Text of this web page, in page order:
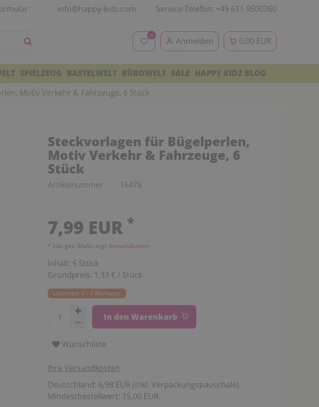
info@happy-kidz.com Service-Telefon: +49 611 9500360
0
Anmelden 0,00 EUR
SPIELZEUG BASTELWELT BÜROWELT SALE HAPPY KIDZ BLOG
Motiv Verkehr & Fahrzeuge, 6 Stück
Steckvorlagen für Bügelperlen,
Motiv Verkehr & Fahrzeuge, 6
Stück
Artikelnummer 16478
7,99 EUR *
* inkl. ges. MwSt. zzgl. Versandkosten
Inhalt: 6 Stück
Grundpreis: 1,33 € / Stück
Lieferzeit: 1 - 3 Werktage
In den Warenkorb
Wunschliste
Ihre Versandkosten
Deutschland: 6,98 EUR (inkl. Verpackungspauschale).
Mindestbestellwert: 15,00 EUR.